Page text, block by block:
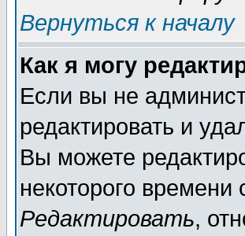
Вернуться к началу
Как я могу
Если вы не
редактировать и
Вы можете
некоторого
Редактировать,